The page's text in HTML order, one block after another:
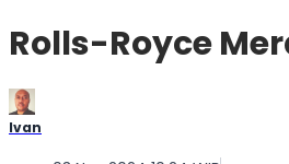
Rolls-Royce
Ivan